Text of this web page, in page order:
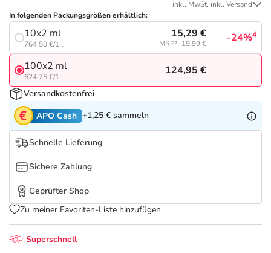
Tierapotheke
Vitamine & Mineralstoffe
Marken
Salus Deals
Superschnell
inkl. MwSt. inkl. Versand
In folgenden Packungsgrößen erhältlich:
10x2 ml
764,50 €/1 l
15,29 €
MRP² 19,99 € -24%4
100x2 ml
624,75 €/1 l
124,95 €
Versandkostenfrei
APO Cash +1,25 € sammeln
Schnelle Lieferung
Sichere Zahlung
Geprüfter Shop
Zu meiner Favoriten-Liste hinzufügen